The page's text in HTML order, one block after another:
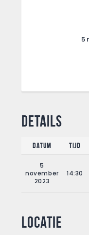
Foto
5
Details
Datum Tijd
5
november
2023
14:30
Locatie